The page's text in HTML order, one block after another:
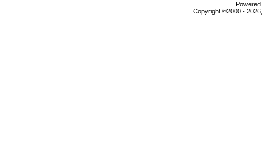
Copyright ©2000 -